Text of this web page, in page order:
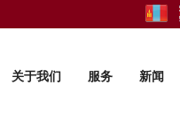
关于我们 服务 新闻